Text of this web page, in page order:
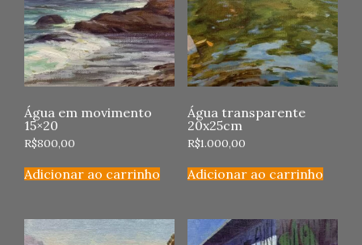
Água em movimento
15×20
R$800,00
Adicionar ao carrinho
Água transparente
20x25cm
R$1.000,00
Adicionar ao carrinho